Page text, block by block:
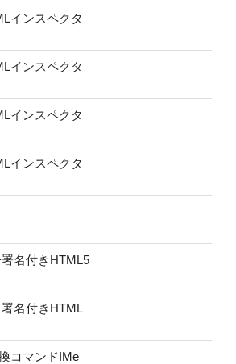
インスペクタ
インスペクタ
インスペクタ
インスペクタ
名付きHTML5
名付きHTML
コマンドIMe